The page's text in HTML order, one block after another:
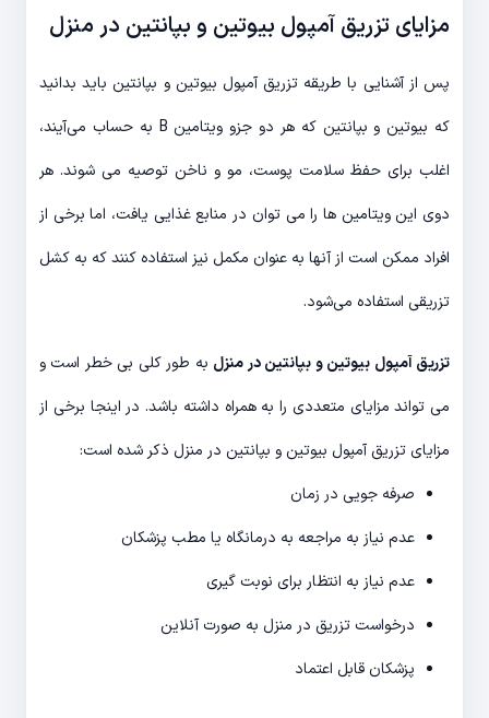
مزایای تزریق آمپول بیوتین و بپانتین در منزل
پس از آشنایی با طریقه تزریق آمپول بیوتین و بپانتین باید بدانید
که بیوتین و بپانتین که هر دو جزو ویتامین B به حساب می‌آیند،
اغلب برای حفظ سلامت پوست، مو و ناخن توصیه می شوند. هر
دوی این ویتامین ها را می توان در منابع غذایی یافت، اما برخی از
افراد ممکن است از آنها به عنوان مکمل نیز استفاده کنند که به کشل
تزریقی استفاده می‌شود.
تزریق آمپول بیوتین و بپانتین در منزل به طور کلی بی خطر است و
می تواند مزایای متعددی را به همراه داشته باشد. در اینجا برخی از
مزایای تزریق آمپول بیوتین و بپانتین در منزل ذکر شده است:
صرفه جویی در زمان
عدم نیاز به مراجعه به درمانگاه یا مطب پزشکان
عدم نیاز به انتظار برای نوبت گیری
درخواست تزریق در منزل به صورت آنلاین
پزشکان قابل اعتماد